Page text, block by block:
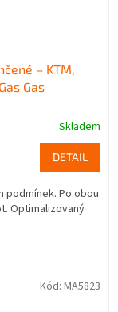
– KTM,
Gas
Skladem
DETAIL
podmínek. Po obou
Optimalizovaný
Kód: MA5823